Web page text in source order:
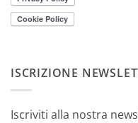
ISCRIZIONE
Iscriviti alla nostra